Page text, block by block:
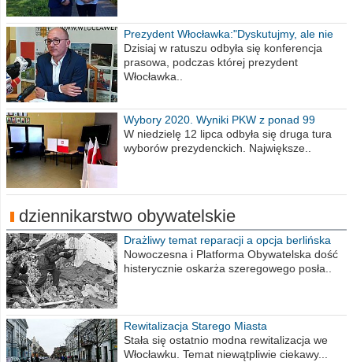
Prezydent Włocławka:"Dyskutujmy, ale nie
obrażajmy się”
Dzisiaj w ratuszu odbyła się konferencja
prasowa, podczas której prezydent
Włocławka..
Wybory 2020. Wyniki PKW z ponad 99
procent obwodów
W niedzielę 12 lipca odbyła się druga tura
wyborów prezydenckich. Największe..
dziennikarstwo obywatelskie
Drażliwy temat reparacji a opcja berlińska
Nowoczesna i Platforma Obywatelska dość
histerycznie oskarża szeregowego posła..
Rewitalizacja Starego Miasta
Stała się ostatnio modna rewitalizacja we
Włocławku. Temat niewątpliwie ciekawy...